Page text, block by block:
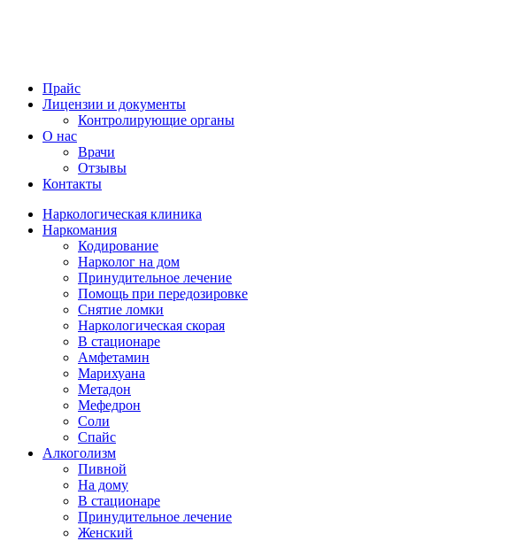
Прайс
Лицензии и документы
Контролирующие органы
О нас
Врачи
Отзывы
Контакты
Наркологическая клиника
Наркомания
Кодирование
Нарколог на дом
Принудительное лечение
Помощь при передозировке
Снятие ломки
Наркологическая скорая
В стационаре
Амфетамин
Марихуана
Метадон
Мефедрон
Соли
Спайс
Алкоголизм
Пивной
На дому
В стационаре
Принудительное лечение
Женский